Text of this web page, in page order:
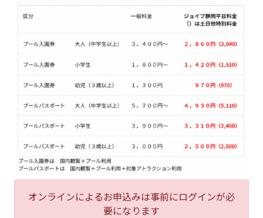
オンラインによるお申込みは事前にログインが必
要になります